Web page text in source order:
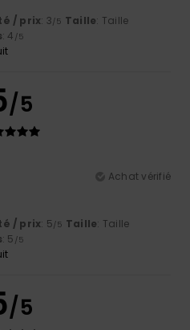
/ prix: 3/5 Taille: Taille
: 4 /5
/5
Achat vérifié
/ prix: 5/5 Taille: Taille
: 5 /5
/5